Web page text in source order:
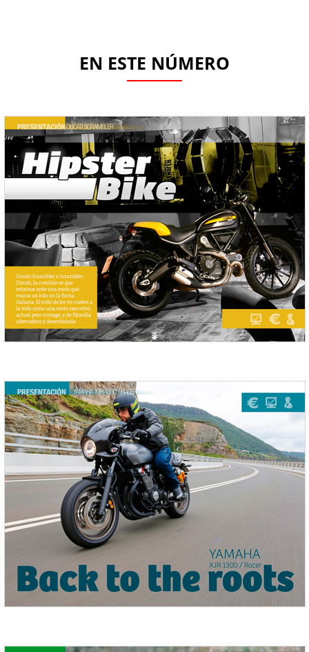
EN ESTE NÚMERO